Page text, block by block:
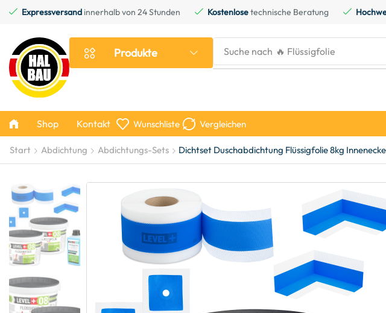
Expressversand innerhalb von 24 Stunden Kostenlosetechnische Beratung
Produkte Suche nach 🔥 Kreidefarbe
Shop Kontakt Wunschliste Vergleichen
Start Abdichtung Abdichtungs-Sets Dichtset Duschabdichtung Flüssigfolie 8kg